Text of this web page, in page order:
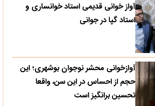
آواز خوانی قدیمی استاد خوانساری و
استاد گپا در جوانی
آوازخوانی محشر نوجوان بوشهری؛ این
حجم از احساس در این سن، واقعا
تحسین‌ برانگیز است